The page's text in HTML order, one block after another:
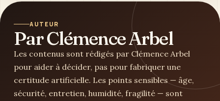
AUTEUR
Par Clémence Arbel
Les contenus sont rédigés par Clémence Arbel
pour aider à décider, pas pour fabriquer une
certitude artificielle. Les points sensibles — âge,
sécurité, entretien, humidité, fragilité — sont